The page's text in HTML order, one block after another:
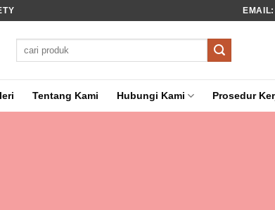
Pencarian
Tentang Kami Hubungi Kami Prosedur